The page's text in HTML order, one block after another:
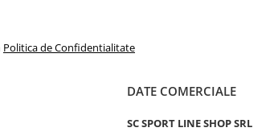
Politica de Confidentialitate
DATE COMERCIALE
SC SPORT LINE SHOP SRL